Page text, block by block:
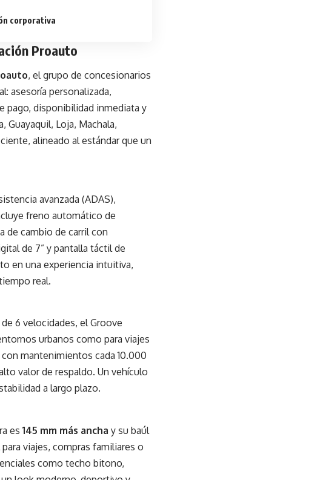
corporativa
Proauto
, el grupo de concesionarios
asesoría personalizada,
pago, disponibilidad inmediata y
Guayaquil, Loja, Machala,
alineado al estándar que un
avanzada (ADAS),
freno automático de
de cambio de carril con
de 7” y pantalla táctil de
en una experiencia intuitiva,
real.
6 velocidades, el Groove
urbanos como para viajes
mantenimientos cada 10.000
valor de respaldo. Un vehículo
a largo plazo.
es 145 mm más ancha y su baúl
viajes, compras familiares o
como techo bitono,